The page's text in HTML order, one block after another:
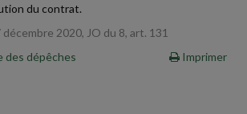
du contrat.
2020, JO du 8, art. 131
des dépêches
Imprimer